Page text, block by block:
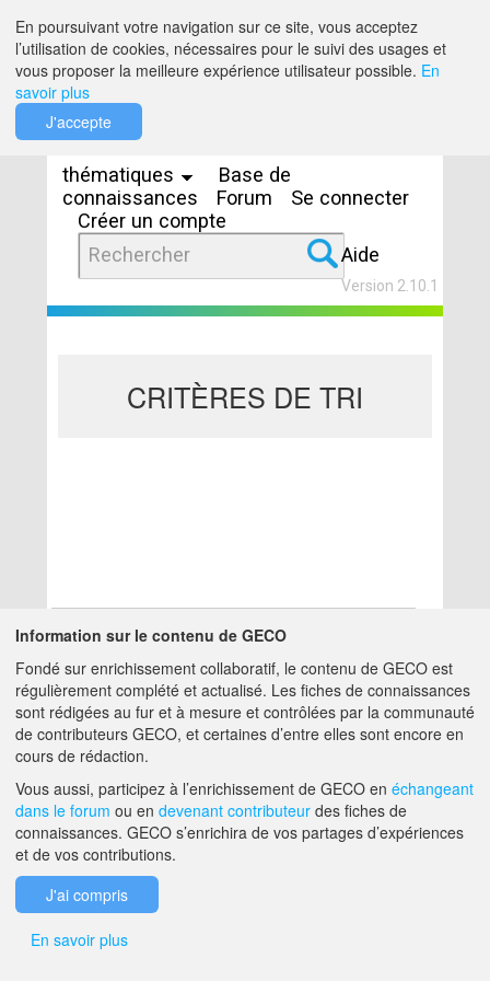
thématiques
Base de
connaissances
Forum
Se connecter
Créer un compte
Aide
Version 2.10.1
CRITÈRES DE TRI
Aucun résultat
A PROPOS DE GECO AIDE
F.A.Q. NOUS CONTACTER
En poursuivant votre navigation sur ce site, vous acceptez
l’utilisation de cookies, nécessaires pour le suivi des usages et
vous proposer la meilleure expérience utilisateur possible. En
savoir plus
J'accepte
Information sur le contenu de GECO
Fondé sur enrichissement collaboratif, le contenu de GECO est
régulièrement complété et actualisé. Les fiches de connaissances
sont rédigées au fur et à mesure et contrôlées par la communauté
de contributeurs GECO, et certaines d’entre elles sont encore en
cours de rédaction.
Vous aussi, participez à l’enrichissement de GECO en échangeant
dans le forum ou en devenant contributeur des fiches de
connaissances. GECO s’enrichira de vos partages d’expériences
et de vos contributions.
J'ai compris
En savoir plus